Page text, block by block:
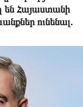
են Հայաստանի
ունենալ.